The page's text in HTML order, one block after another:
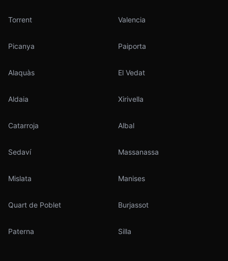
Torrent Valencia
Picanya Paiporta
Alaquàs El Vedat
Aldaia Xirivella
Catarroja Albal
Sedaví Massanassa
Mislata Manises
Quart de Poblet Burjassot
Paterna Silla